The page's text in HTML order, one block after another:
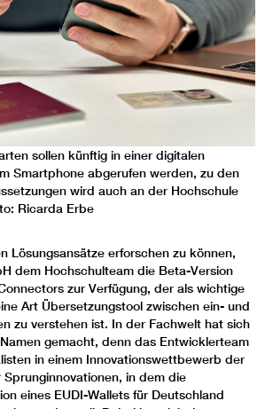
sollen künftig in einer digitalen
Smartphone abgerufen werden, zu den
wird auch an der Hochschule
Ricarda Erbe
Lösungsansätze erforschen zu können,
dem Hochschulteam die Beta-Version
zur Verfügung, der als wichtige
Art Übersetzungstool zwischen ein- und
zu verstehen ist. In der Fachwelt hat sich
gemacht, denn das Entwicklerteam
in einem Innovationswettbewerb der
in dem die
eines EUDI-Wallets für Deutschland